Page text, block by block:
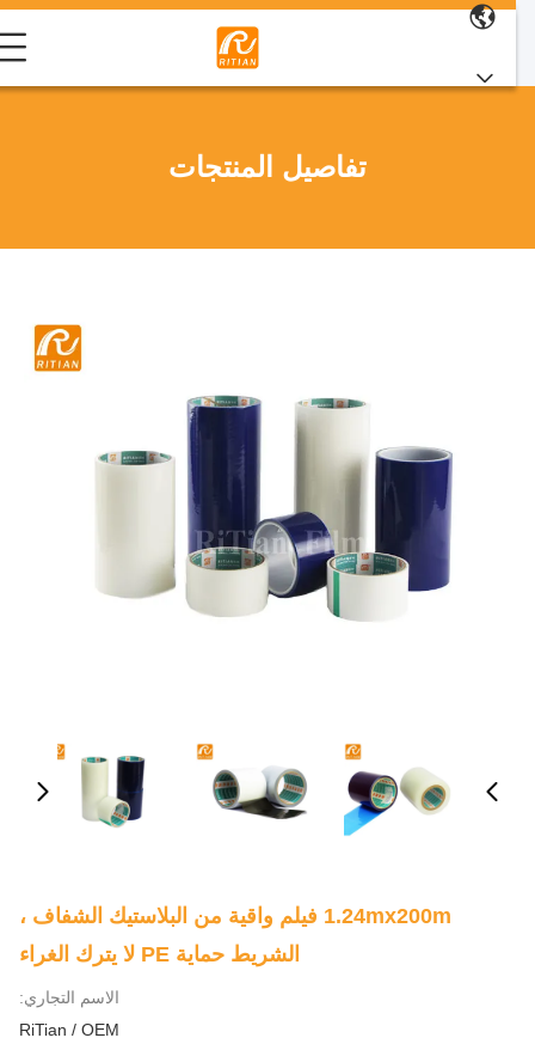
تفاصيل المنتجات
1.24mx200m فيلم واقية من البلاستيك الشفاف ،
الشريط حماية PE لا يترك الغراء
الاسم التجاري:
RiTian / OEM